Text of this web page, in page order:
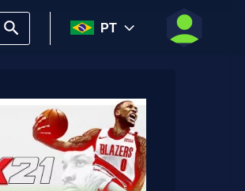
PT